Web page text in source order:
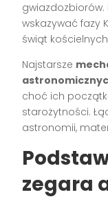
wskazywać fazy
świąt
Najstarsze
choć ich
starożytności.
astronomii,
zegara